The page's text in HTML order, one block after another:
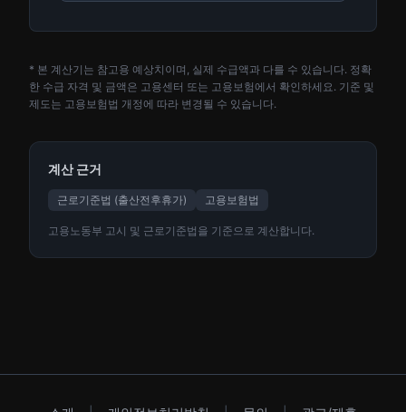
* 본 계산기는 참고용 예상치이며, 실제 수급액과 다를 수 있습니다. 정확
한 수급 자격 및 금액은 고용센터 또는 고용보험에서 확인하세요. 기준 및
제도는 고용보험법 개정에 따라 변경될 수 있습니다.
계산 근거
근로기준법 (출산전후휴가) 고용보험법
고용노동부 고시 및 근로기준법을 기준으로 계산합니다.